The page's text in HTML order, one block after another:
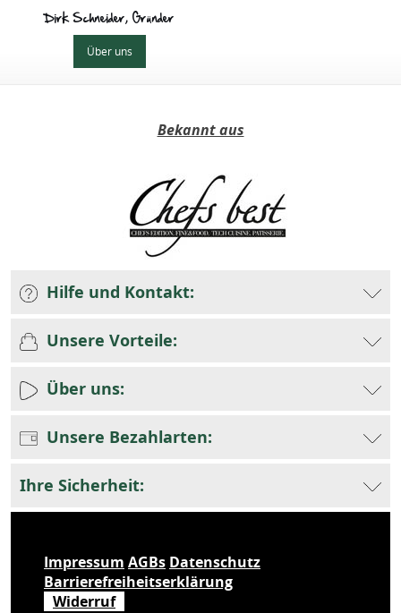
Dirk Schneider, Gründer
Über uns
Bekannt aus
Hilfe und Kontakt:
Unsere Vorteile:
Über uns:
Unsere Bezahlarten:
Ihre Sicherheit:
Impressum AGBs Datenschutz
Barrierefreiheitserklärung
Widerruf